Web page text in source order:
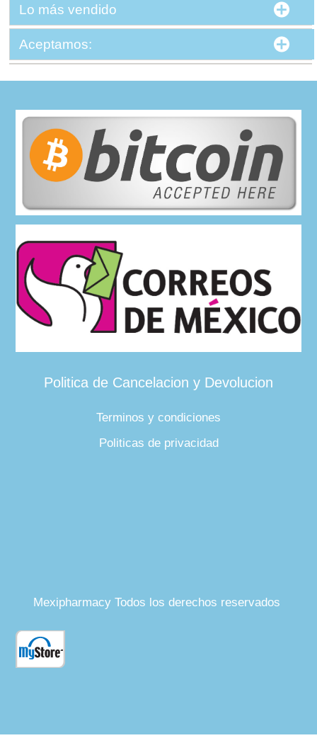
Lo más vendido
Aceptamos:
Politica de Cancelacion y Devolucion
Terminos y condiciones
Politicas de privacidad
Mexipharmacy Todos los derechos reservados